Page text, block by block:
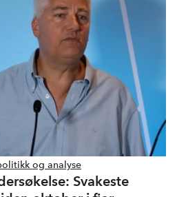
og analyse
Svakeste